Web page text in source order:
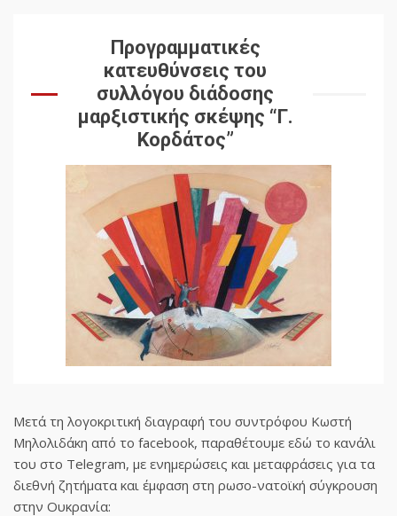
Προγραμματικές
κατευθύνσεις του
συλλόγου διάδοσης
μαρξιστικής σκέψης “Γ.
Κορδάτος”
Μετά τη λογοκριτική διαγραφή του συντρόφου Κωστή
Μηλολιδάκη από το facebook, παραθέτουμε εδώ το κανάλι
του στο Telegram, με ενημερώσεις και μεταφράσεις για τα
διεθνή ζητήματα και έμφαση στη ρωσο-νατοϊκή σύγκρουση
στην Ουκρανία: